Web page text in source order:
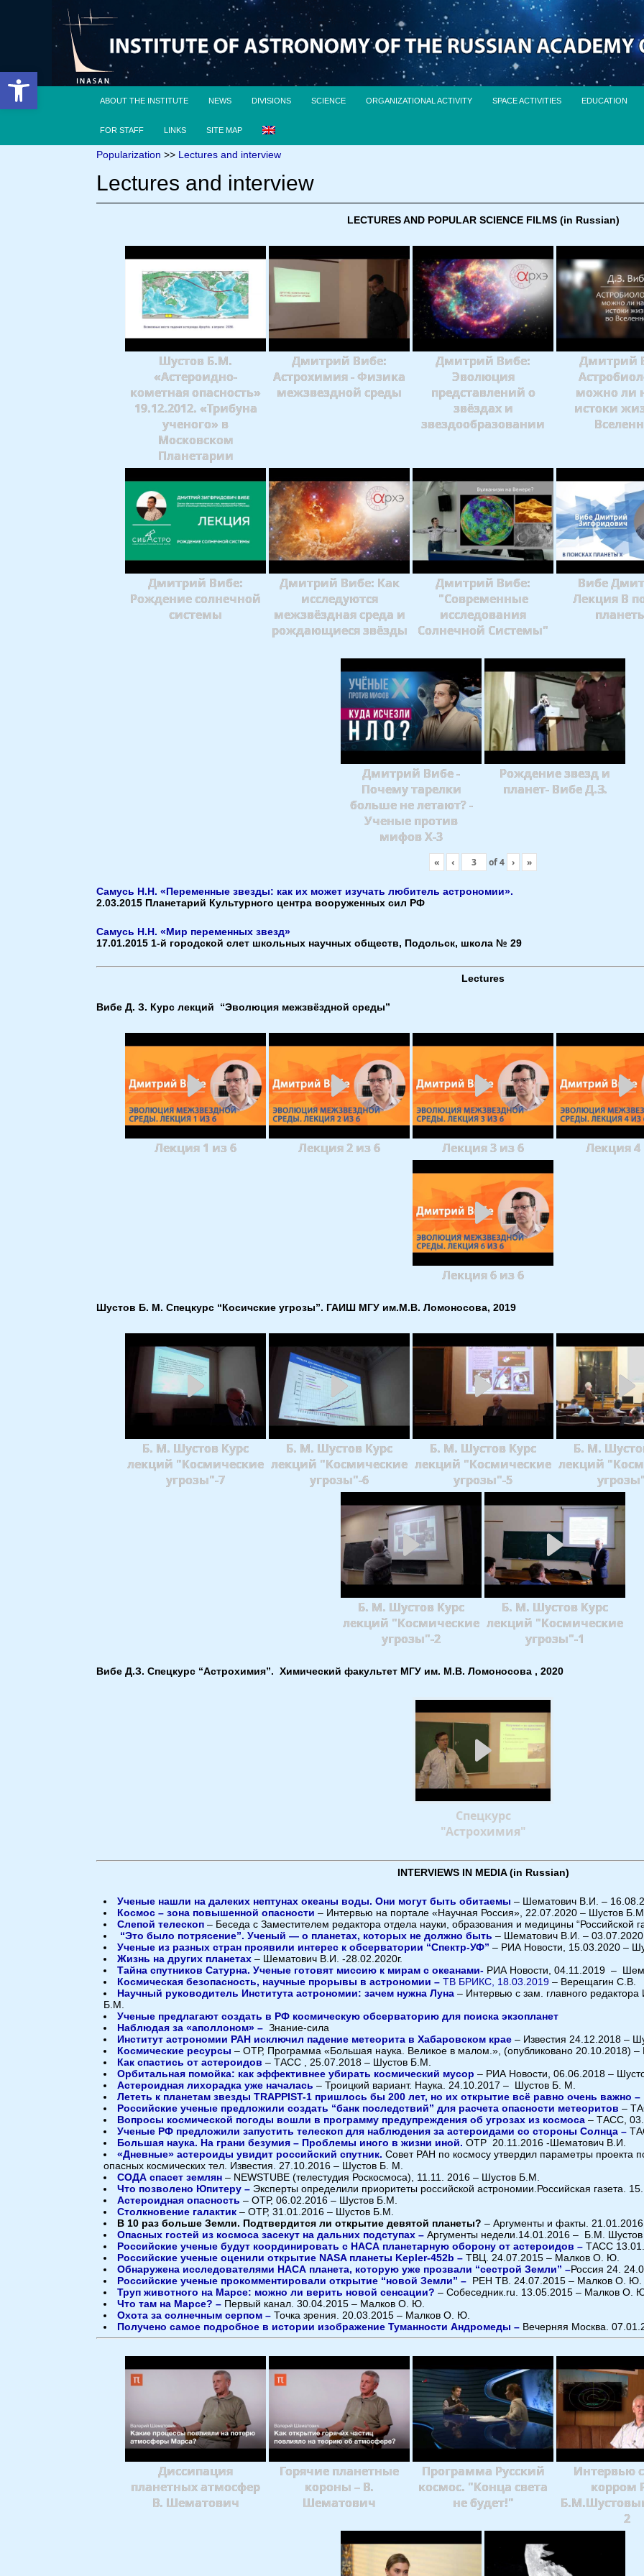
Open toolbar
ABOUT THE INSTITUTE NEWS DIVISIONS SCIENCE ORGANIZATIONAL ACTIVITY SPACE ACTIVITIES EDUCATION
FOR STAFF LINKS SITE MAP
Popularization >> Lectures and interview
Lectures and interview
LECTURES AND POPULAR SCIENCE FILMS (in Russian)
Шустов Б.М.
«Астероидно-
кометная опасность»
19.12.2012. «Трибуна
ученого» в
Московском
Планетарии
Дмитрий Вибе:
Астрохимия - Физика
межзвездной среды
Дмитрий Вибе:
Эволюция
представлений о
звёздах и
звездообразовании
Дмитрий
можно ли
истоки
Дмитрий Вибе:
Рождение солнечной
системы
Дмитрий Вибе: Как
исследуются
межзвёздная среда и
рождающиеся звёзды
Дмитрий Вибе:
"Современные
исследования
Солнечной Системы"
Вибе
Лекция В
Дмитрий Вибе -
Почему тарелки
больше не летают? -
Ученые против
мифов X-3
Рождение звезд и
планет- Вибе Д.З.
« ‹ of4 › »
Самусь Н.Н. «Переменные звезды: как их может изучать любитель астрономии».
2.03.2015 Планетарий Культурного центра вооруженных сил РФ
Самусь Н.Н. «Мир переменных звезд»
17.01.2015 1-й городской слет школьных научных обществ, Подольск, школа № 29
Lectures
Вибе Д. З. Курс лекций “Эволюция межзвёздной среды”
Лекция 1 из 6 Лекция 2 из 6 Лекция 3 из 6 Лекция 4
Лекция 6 из 6
Шустов Б. М. Спецкурс “Косичские угрозы”. ГАИШ МГУ им.М.В. Ломоносова, 2019
Б. М. Шустов Курс
лекций "Космические
угрозы"-7
Б. М. Шустов Курс
лекций "Космические
угрозы"-6
Б. М. Шустов Курс
лекций "Космические
угрозы"-5
Б. М.
лекций
Б. М. Шустов Курс
лекций "Космические
угрозы"-2
Б. М. Шустов Курс
лекций "Космические
угрозы"-1
Вибе Д.З. Спецкурс “Астрохимия”. Химический факультет МГУ им. М.В. Ломоносова , 2020
Спецкурс
"Астрохимия"
INTERVIEWS IN MEDIA (in Russian)
Ученые нашли на далеких нептунах океаны воды. Они могут быть обитаемы – Шематович В.И. –
Космос – зона повышенной опасности – Интервью на портале «Научная Россия», 22.07.2020 – Шустов Б.М.
Слепой телескоп – Беседа с Заместителем редактора отдела науки, образования и медицины “Российской
“Это было потрясение”. Ученый — о планетах, которых не должно быть – Шематович В.И. – 03.07.2020
Ученые из разных стран проявили интерес к обсерватории “Спектр-УФ” – РИА Новости, 15.03.2020 –
Жизнь на других планетах – Шематович В.И. -28.02.2020г.
Тайна спутников Сатурна. Ученые готовят миссию к мирам с океанами- РИА Новости, 04.11.2019 –
Космическая безопасность, научные прорывы в астрономии – ТВ БРИКС, 18.03.2019 – Верещагин С.В.
Научный руководитель Института астрономии: зачем нужна Луна – Интервью с зам. главного
Б.М.
Ученые предлагают создать в РФ космическую обсерваторию для поиска экзопланет
Наблюдая за «аполлоном» –Знание-сила
Институт астрономии РАН исключил падение метеорита в Хабаровском крае – Известия 24.12.2018 –
Космические ресурсы – ОТР, Программа «Большая наука. Великое в малом.», (опубликовано 20.10.2018) –
Как спастись от астероидов – ТАСС , 25.07.2018 – Шустов Б.М.
Орбитальная помойка: как эффективнее убирать космический мусор – РИА Новости, 06.06.2018 –
Астероидная лихорадка уже началась – Троицкий вариант. Наука. 24.10.2017 – Шустов Б. М.
Лететь к планетам звезды TRAPPIST-1 пришлось бы 200 лет, но их открытие всё равно очень важно –
Российские ученые предложили создать “банк последствий” для расчета опасности метеоритов –
Вопросы космической погоды вошли в программу предупреждения об угрозах из космоса – ТАСС,
Ученые РФ предложили запустить телескоп для наблюдения за астероидами со стороны Солнца –
Большая наука. На грани безумия – Проблемы иного в жизни иной. ОТР 20.11.2016 -Шематович В.И.
«Дневные» астероиды увидит российский спутник. Совет РАН по космосу утвердил параметры проекта
опасных космических тел. Известия. 27.10.2016 – Шустов Б. М.
СОДА спасет землян – NEWSTUBE (телестудия Роскосмоса), 11.11. 2016 – Шустов Б.М.
Что позволено Юпитеру – Эксперты определили приоритеты российской астрономии.Российская газета.
Астероидная опасность – ОТР, 06.02.2016 – Шустов Б.М.
Столкновение галактик – ОТР, 31.01.2016 – Шустов Б.М.
В 10 раз больше Земли. Подтвердится ли открытие девятой планеты? – Аргументы и факты.
Опасных гостей из космоса засекут на дальних подступах – Аргументы недели.14.01.2016 – Б.М. Шустов
Российские ученые будут координировать с НАСА планетарную оборону от астероидов –ТАСС
Российские ученые оценили открытие NASA планеты Kepler-452b –ТВЦ. 24.07.2015 – Малков О. Ю.
Обнаружена исследователями НАСА планета, которую уже прозвали “сестрой Земли” –Россия 24.
Российские ученые прокомментировали открытие “новой Земли” – РЕН ТВ. 24.07.2015 – Малков О. Ю.
Труп животного на Марсе: можно ли верить новой сенсации? – Собеседник.ru. 13.05.2015 – Малков О.
Что там на Марсе? – Первый канал. 30.04.2015 – Малков О. Ю.
Охота за солнечным серпом –Точка зрения. 20.03.2015 – Малков О. Ю.
Получено самое подробное в истории изображение Туманности Андромеды – Вечерняя Москва.
Диссипация
планетных атмосфер
В. Шематович
Горячие планетные
короны – В.
Шематович
Программа Русский
космос. "Конца света
не будет!"
Интервью
корром
2